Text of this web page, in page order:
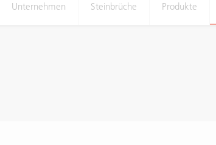
Unternehmen
Steinbrüche Produkte